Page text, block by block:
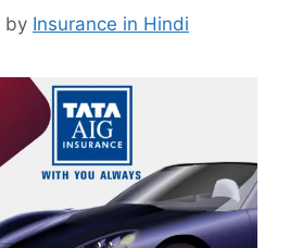
by Insurance in Hindi